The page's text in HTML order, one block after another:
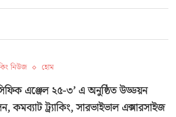
নিউজ হোম
এঞ্জেল ২৫-৩’ এ অনুষ্ঠিত উড্ডয়ন
কমব্যাট ট্র্যাকিং, সারভাইভাল এক্সারসাইজ